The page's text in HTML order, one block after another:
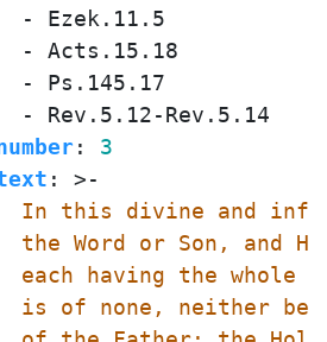
- Ezek.11.5
- Acts.15.18
- Ps.145.17
- Rev.5.12-Rev.5.14
:
3
: >-